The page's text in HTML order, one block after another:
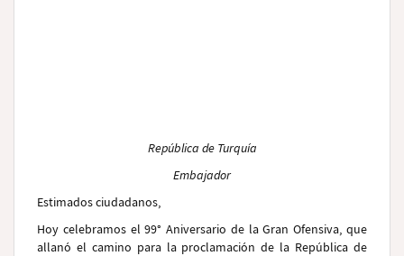
República de Turquía
Embajador
Estimados ciudadanos,
Hoy celebramos el 99° Aniversario de la Gran Ofensiva, que
allanó el camino para la proclamación de la República de